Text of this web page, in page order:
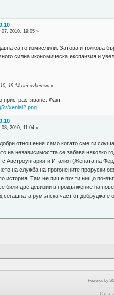
07, 2010, 19:05 »
са го измислили. Затова и толкова
силна икономическа експанзия и
19:14 от cybercop »
пристрастяване. Факт.
xenial2.png
08, 2010, 11:04 »
отношения само когато сме ги
на независимостта се забавя няколко
Австроунгария и Италия (Жената на
на служба на прогонените проруски
история. Там не пише почти нищо по-
били две девизии в продължение на
сегашната румънска част от добруджа е
Powered by